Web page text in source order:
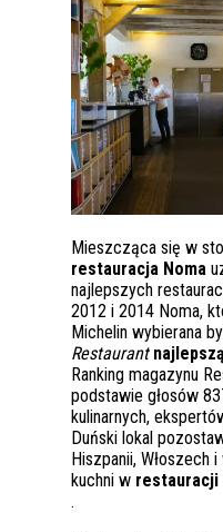
Mieszcząca się w
restauracja Noma
najlepszych
2012 i 2014 Noma,
Michelin wybierana
Restaurant
Ranking magazynu
podstawie głosów
kulinarnych,
Duński lokal
Hiszpanii,
kuchni w restauracji
.